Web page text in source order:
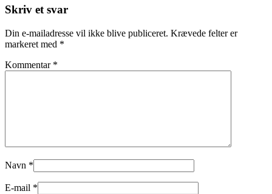
Skriv et svar
Din e-mailadresse vil ikke blive publiceret. Krævede felter er
markeret med *
Kommentar *
Navn *
E-mail *